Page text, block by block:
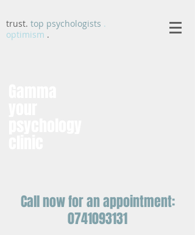
trust. top psychologists .
optimism .
Call now for an appointment:
0741093131